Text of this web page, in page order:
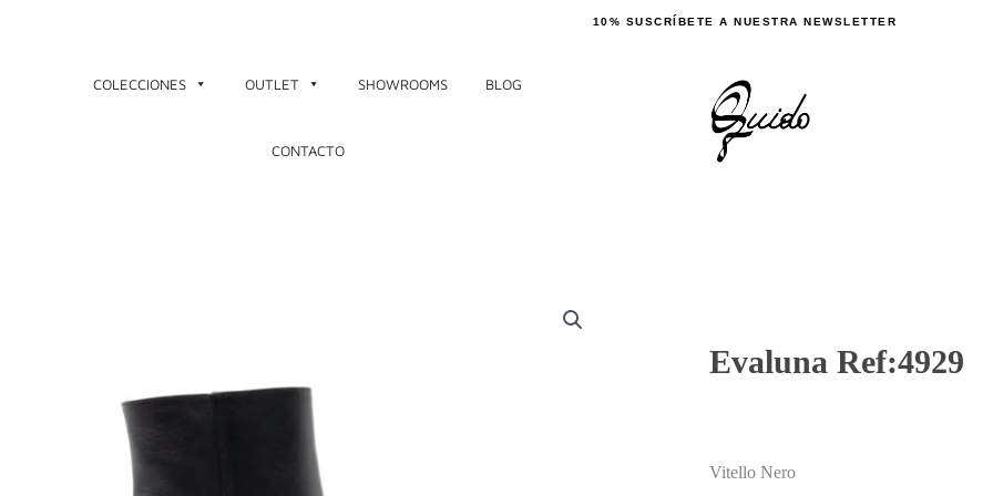
COLECCIONES OUTLET SHOWROOMS BLOG
CONTACTO
Evaluna Ref:4929
Vitello Nero